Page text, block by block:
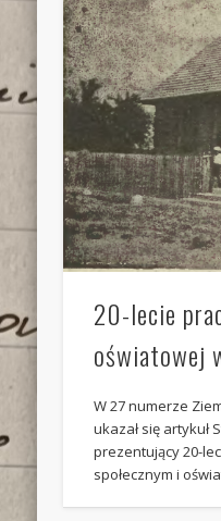
20-lecie
oświatowej
W 27 numerze
ukazał się artykuł
prezentujący 20-
społecznym i